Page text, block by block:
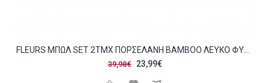
39,98€ 23,99€